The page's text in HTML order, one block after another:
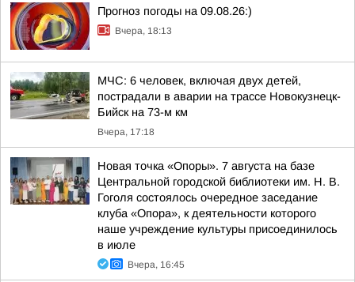
Прогноз погоды на 09.08.26:)
Вчера, 18:13
МЧС: 6 человек, включая двух детей,
пострадали в аварии на трассе Новокузнецк-
Бийск на 73-м км
Вчера, 17:18
Новая точка «Опоры». 7 августа на базе
Центральной городской библиотеки им. Н. В.
Гоголя состоялось очередное заседание
клуба «Опора», к деятельности которого
наше учреждение культуры присоединилось
в июле
Вчера, 16:45